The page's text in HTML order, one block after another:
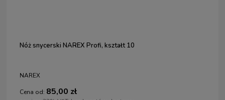
Nóż snycerski NAREX Profi, kształt 10
NAREX
Cena od: 85,00 zł